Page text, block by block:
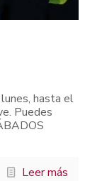
hasta el
Puedes
Leer más